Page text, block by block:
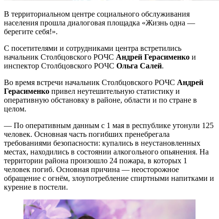
В территориальном центре социального обслуживания
населения прошла диалоговая площадка «Жизнь одна —
берегите себя!».
С посетителями и сотрудниками центра встретились
начальник Столбцовского РОЧС Андрей Герасименко и
инспектор Столбцовского РОЧС Ольга Салей.
Во время встречи начальник Столбцовского РОЧС Андрей
Герасименко привел неутешительную статистику и
оперативную обстановку в районе, области и по стране в
целом.
— По оперативным данным с 1 мая в республике утонули 125
человек. Основная часть погибших пренебрегала
требованиями безопасности: купались в неустановленных
местах, находились в состоянии алкогольного опьянения. На
территории района произошло 24 пожара, в которых 1
человек погиб. Основная причина — неосторожное
обращение с огнём, злоупотребление спиртными напитками и
курение в постели.